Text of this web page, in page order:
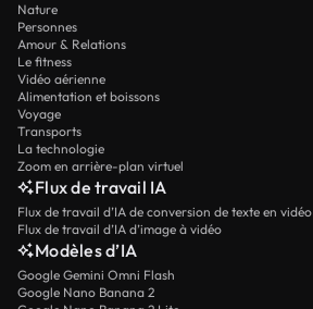
Nature
Personnes
Amour & Relations
Le fitness
Vidéo aérienne
Alimentation et boissons
Voyage
Transports
La technologie
Zoom en arrière-plan virtuel
Flux de travail IA
Flux de travail d’IA de conversion de texte en vidéo
Flux de travail d’IA d’image à vidéo
Modèles d’IA
Google Gemini Omni Flash
Google Nano Banana 2